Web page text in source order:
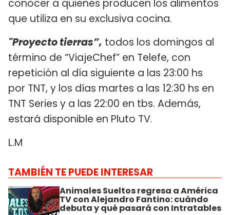
conocer a quienes producen los alimentos
que utiliza en su exclusiva cocina.
"Proyecto tierras”, todos los domingos al
término de “ViajeChef” en Telefe, con
repetición al día siguiente a las 23:00 hs
por TNT, y los días martes a las 12:30 hs en
TNT Series y a las 22:00 en tbs. Además,
estará disponible en Pluto TV.
L.M
TAMBIÉN TE PUEDE INTERESAR
Animales Sueltos regresa a América
TV con Alejandro Fantino: cuándo
debuta y qué pasará con Intratables